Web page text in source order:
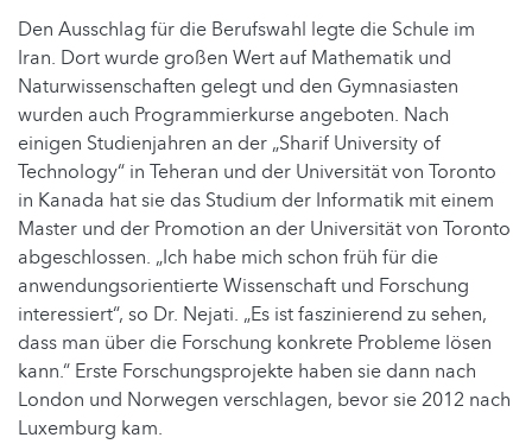
Den Ausschlag für die Berufswahl legte die Schule im
Iran. Dort wurde großen Wert auf Mathematik und
Naturwissenschaften gelegt und den Gymnasiasten
wurden auch Programmierkurse angeboten. Nach
einigen Studienjahren an der „Sharif University of
Technology“ in Teheran und der Universität von Toronto
in Kanada hat sie das Studium der Informatik mit einem
Master und der Promotion an der Universität von Toronto
abgeschlossen. „Ich habe mich schon früh für die
anwendungsorientierte Wissenschaft und Forschung
interessiert“, so Dr. Nejati. „Es ist faszinierend zu sehen,
dass man über die Forschung konkrete Probleme lösen
kann.“ Erste Forschungsprojekte haben sie dann nach
London und Norwegen verschlagen, bevor sie 2012 nach
Luxemburg kam.